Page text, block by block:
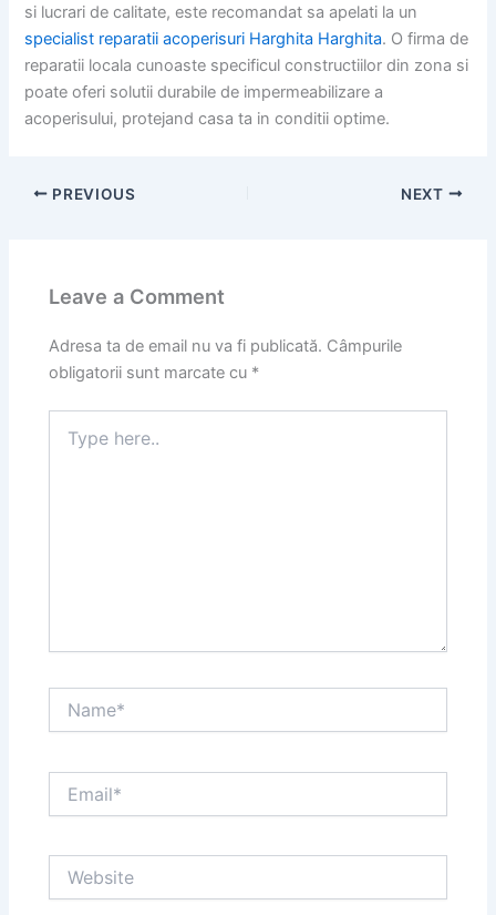
si lucrari de calitate, este recomandat sa apelati la un
specialist reparatii acoperisuri Harghita Harghita. O firma de
reparatii locala cunoaste specificul constructiilor din zona si
poate oferi solutii durabile de impermeabilizare a
acoperisului, protejand casa ta in conditii optime.
PREVIOUS NEXT
Leave a Comment
Adresa ta de email nu va fi publicată. Câmpurile
obligatorii sunt marcate cu *
here..